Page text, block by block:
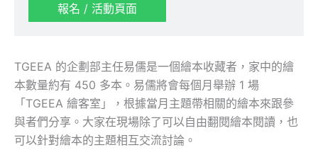
報名 / 活動頁面
TGEEA 的企劃部主任易儒是一個繪本收藏者，家中的繪
本數量約有 450 多本。易儒將會每個月舉辦 1 場
「TGEEA 繪客室」，根據當月主題帶相關的繪本來跟參
與者們分享。大家在現場除了可以自由翻閱繪本閱讀，也
可以針對繪本的主題相互交流討論。